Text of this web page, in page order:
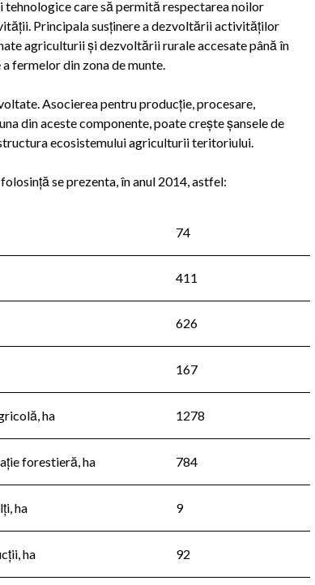
care să permită respectarea noilor
Principala susținere a dezvoltării activităților
agriculturii și dezvoltării rurale accesate până în
fermelor din zona de munte.
Asocierea pentru producție, procesare,
din aceste componente, poate crește șansele de
ecosistemului agriculturii teritoriului.
se prezenta, în anul 2014, astfel:
74
411
626
167
ha 1278
forestieră, ha 784
ha 9
ha 92